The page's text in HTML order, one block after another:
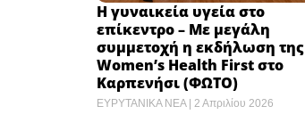
Η γυναικεία υγεία στο
επίκεντρο – Με μεγάλη
συμμετοχή η εκδήλωση της
Women’s Health First στο
Καρπενήσι (ΦΩΤΟ)
ΕΥΡΥΤΑΝΙΚΑ ΝΕΑ 2 Απριλίου 2026